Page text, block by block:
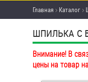
Товары
Анкеры
инструмент
Болты и
Главная Каталог
ШПИЛЬКА C
Внимание! В
цены на товар